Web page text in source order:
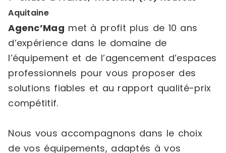
Aquitaine
Agenc’Mag met à profit plus de 10 ans
d’expérience dans le domaine de
l’équipement et de l’agencement d’espaces
professionnels pour vous proposer des
solutions fiables et au rapport qualité-prix
compétitif.
Nous vous accompagnons dans le choix
de vos équipements, adaptés à vos